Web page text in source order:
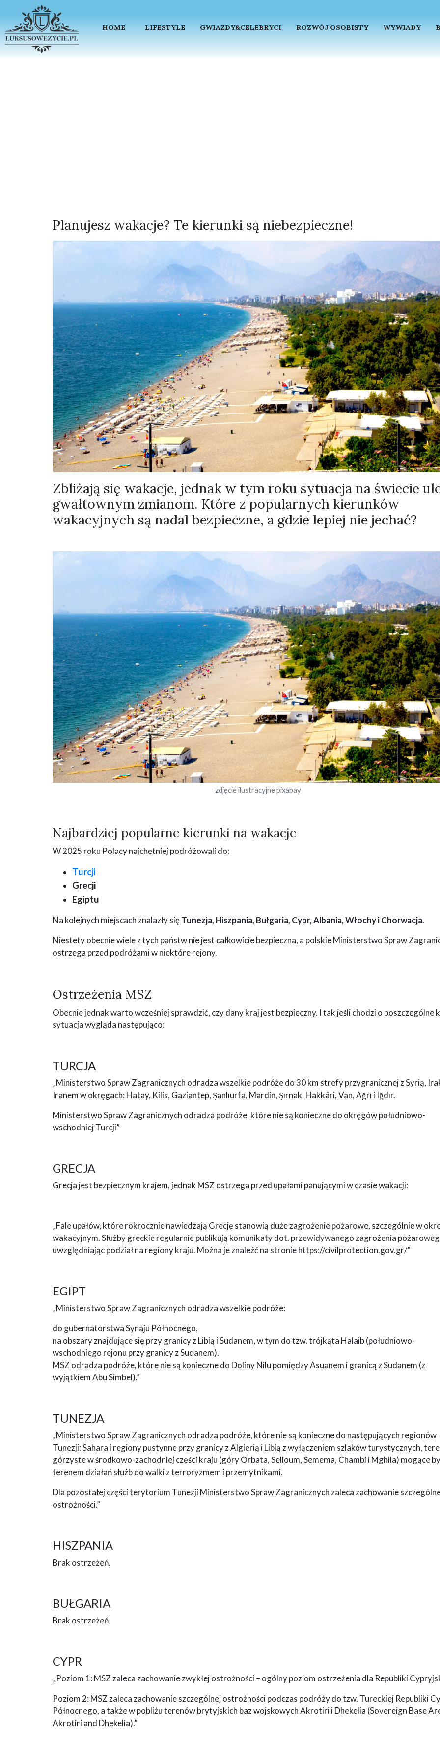
HOME LIFESTYLE GWIAZDY&CELEBRYCI ROZWÓJ OSOBISTY WYWIADY
Planujesz wakacje? Te kierunki są niebezpieczne!
Zbliżają się wakacje, jednak w tym roku sytuacja na świecie
gwałtownym zmianom. Które z popularnych kierunków
wakacyjnych są nadal bezpieczne, a gdzie lepiej nie jechać?
zdjęcie ilustracyjne pixabay
Najbardziej popularne kierunki na wakacje
W 2025 roku Polacy najchętniej podróżowali do:
Turcji
Grecji
Egiptu
Na kolejnych miejscach znalazły sięTunezja, Hiszpania, Bułgaria, Cypr, Albania, Włochy i Chorwacja.
Niestety obecnie wiele z tych państw nie jest całkowicie bezpieczna, a polskie Ministerstwo Spraw
ostrzega przed podróżami w niektóre rejony.
Ostrzeżenia MSZ
Obecnie jednak warto wcześniej sprawdzić, czy dany kraj jest bezpieczny. I tak jeśli chodzi o poszczególne
sytuacja wygląda następująco:
TURCJA
„Ministerstwo Spraw Zagranicznych odradza wszelkie podróże do 30 km strefy przygranicznej z Syrią,
Iranem w okręgach: Hatay, Kilis, Gaziantep, Şanlıurfa, Mardin, Şırnak, Hakkâri, Van, Ağrı i Iğdır.
Ministerstwo Spraw Zagranicznych odradza podróże, które nie są konieczne do okręgów południowo-
wschodniej Turcji”
GRECJA
Grecja jest bezpiecznym krajem, jednak MSZ ostrzega przed upałami panującymi w czasie wakacji:
„Fale upałów, które rokrocznie nawiedzają Grecję stanowią duże zagrożenie pożarowe, szczególnie w
wakacyjnym. Służby greckie regularnie publikują komunikaty dot. przewidywanego zagrożenia
uwzględniając podział na regiony kraju. Można je znaleźć na stronie https://civilprotection.gov.gr/”
EGIPT
„Ministerstwo Spraw Zagranicznych odradza wszelkie podróże:
do gubernatorstwa Synaju Północnego,
na obszary znajdujące się przy granicy z Libią i Sudanem, w tym do tzw. trójkąta Halaib (południowo-
wschodniego rejonu przy granicy z Sudanem).
MSZ odradza podróże, które nie są konieczne do Doliny Nilu pomiędzy Asuanem i granicą z Sudanem (z
wyjątkiem Abu Simbel).”
TUNEZJA
„Ministerstwo Spraw Zagranicznych odradza podróże, które nie są konieczne do następujących regionów
Tunezji: Sahara i regiony pustynne przy granicy z Algierią i Libią z wyłączeniem szlaków turystycznych,
górzyste w środkowo-zachodniej części kraju (góry Orbata, Selloum, Semema, Chambi i Mghila) mogące
terenem działań służb do walki z terroryzmem i przemytnikami.
Dla pozostałej części terytorium Tunezji Ministerstwo Spraw Zagranicznych zaleca zachowanie
ostrożności.”
HISZPANIA
Brak ostrzeżeń.
BUŁGARIA
Brak ostrzeżeń.
CYPR
„Poziom 1: MSZ zaleca zachowanie zwykłej ostrożności – ogólny poziom ostrzeżenia dla Republiki
Poziom 2: MSZ zaleca zachowanie szczególnej ostrożności podczas podróży do tzw. Tureckiej Republiki
Północnego, a także w pobliżu terenów brytyjskich baz wojskowych Akrotiri i Dhekelia (Sovereign Base
Akrotiri and Dhekelia).”